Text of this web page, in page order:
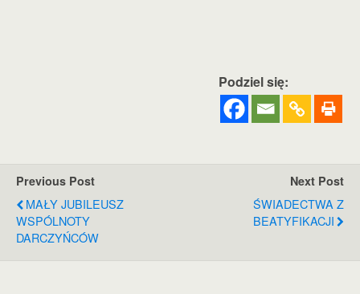
Podziel się:
Previous Post
MAŁY JUBILEUSZ
WSPÓLNOTY
DARCZYŃCÓW
Next Post
ŚWIADECTWA Z
BEATYFIKACJI